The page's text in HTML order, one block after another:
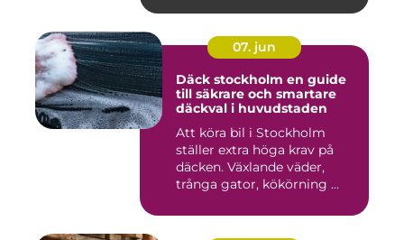
07. jun
Däck stockholm en guide
till säkrare och smartare
däckval i huvudstaden
Att köra bil i Stockholm
ställer extra höga krav på
däcken. Växlande väder,
trånga gator, kökörning ...